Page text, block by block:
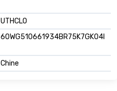
UTHCLO
60WG510661934BR75K7GK04I
Chine